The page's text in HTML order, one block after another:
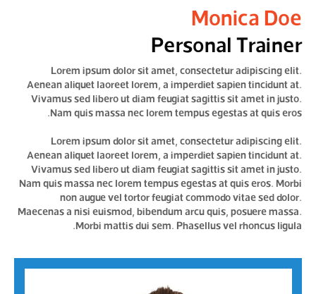
Monica Doe
Personal Trainer
Lorem ipsum dolor sit amet, consectetur adipiscing elit.
Aenean aliquet laoreet lorem, a imperdiet sapien tincidunt at.
Vivamus sed libero ut diam feugiat sagittis sit amet in justo.
Nam quis massa nec lorem tempus egestas at quis eros.
Lorem ipsum dolor sit amet, consectetur adipiscing elit.
Aenean aliquet laoreet lorem, a imperdiet sapien tincidunt at.
Vivamus sed libero ut diam feugiat sagittis sit amet in justo.
Nam quis massa nec lorem tempus egestas at quis eros. Morbi
non augue vel tortor feugiat commodo vitae sed dolor.
Maecenas a nisi euismod, bibendum arcu quis, posuere massa.
Morbi mattis dui sem. Phasellus vel rhoncus ligula.